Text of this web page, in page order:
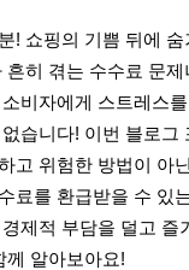
위
험
하
지
않
은
! 쇼핑의 기쁨 뒤에
흔히 겪는 수수료 문
비자에게 스트레스
습니다! 이번 블로그
고 위험한 방법이 아닌
료를 환급받을 수 있
제적 부담을 덜고 즐
께 알아보아요!